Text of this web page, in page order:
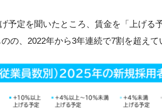
予定を聞いたところ、賃金を「上げる
の、2022年から3年連続で7割を超えて